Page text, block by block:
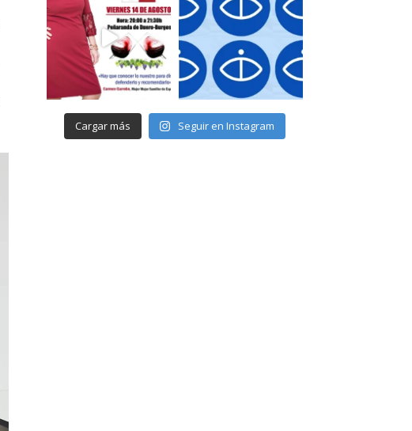
Cargar más Seguir en Instagram